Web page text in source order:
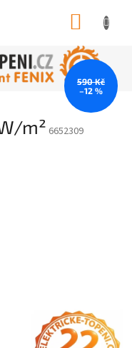
m² 6652309
590 Kč
–12 %